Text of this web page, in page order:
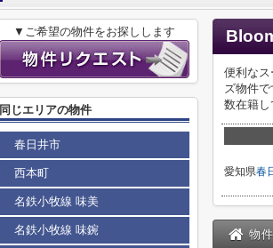
便利な
ズ物件
数在籍し
愛知県春
物
▼ご希望の物件をお探しします
同じエリアの物件
春日井市
西本町
名鉄小牧線 味美
名鉄小牧線 味鋺